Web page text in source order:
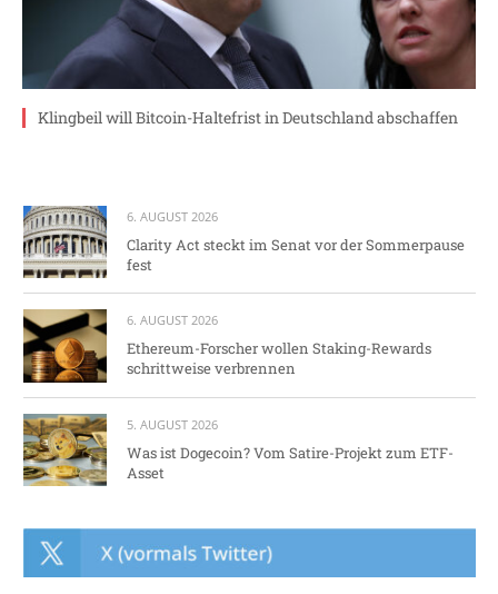
Klingbeil will Bitcoin-Haltefrist in Deutschland abschaffen
6. AUGUST 2026
Clarity Act steckt im Senat vor der Sommerpause
fest
6. AUGUST 2026
Ethereum-Forscher wollen Staking-Rewards
schrittweise verbrennen
5. AUGUST 2026
Was ist Dogecoin? Vom Satire-Projekt zum ETF-
Asset